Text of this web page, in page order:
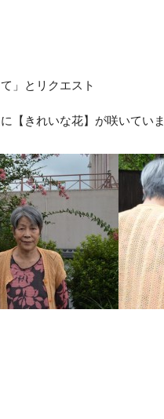
」とリクエスト
【きれいな花】が咲いて